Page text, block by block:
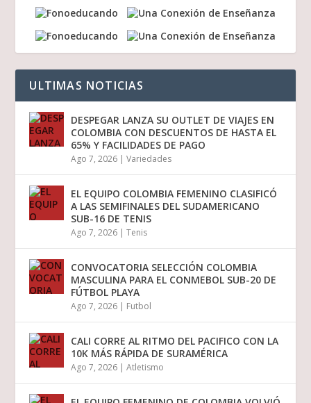
ULTIMAS NOTICIAS
DESPEGAR LANZA SU OUTLET DE VIAJES EN
COLOMBIA CON DESCUENTOS DE HASTA EL
65% Y FACILIDADES DE PAGO
Ago 7, 2026 |Variedades
EL EQUIPO COLOMBIA FEMENINO CLASIFICÓ
A LAS SEMIFINALES DEL SUDAMERICANO
SUB-16 DE TENIS
Ago 7, 2026 |Tenis
CONVOCATORIA SELECCIÓN COLOMBIA
MASCULINA PARA EL CONMEBOL SUB-20 DE
FÚTBOL PLAYA
Ago 7, 2026 | Futbol
CALI CORRE AL RITMO DEL PACIFICO CON LA
10K MÁS RÁPIDA DE SURAMÉRICA
Ago 7, 2026 |Atletismo